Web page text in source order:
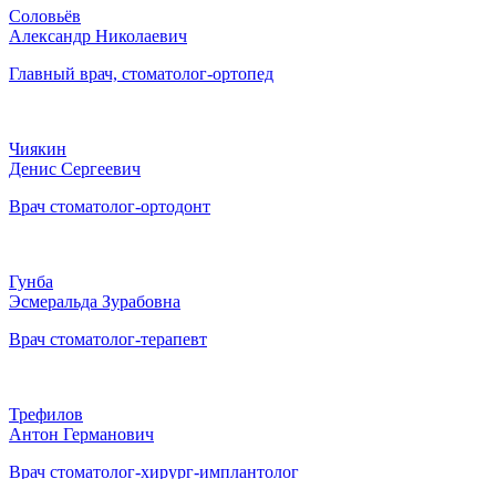
Соловьёв
Александр Николаевич
Главный врач, стоматолог-ортопед
Чиякин
Денис Сергеевич
Врач стоматолог-ортодонт
Гунба
Эсмеральда Зурабовна
Врач стоматолог-терапевт
Трефилов
Антон Германович
Врач стоматолог-хирург-имплантолог